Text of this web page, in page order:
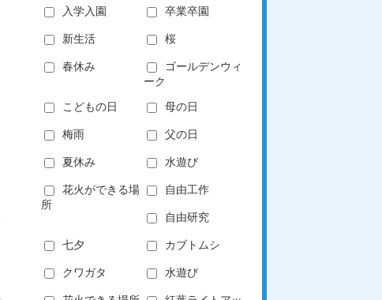
入学入園 卒業卒園
新生活 桜
春休み
ゴールデンウィ
ーク
こどもの日 母の日
梅雨 父の日
夏休み 水遊び
花火ができる場
所
自由工作
自由研究
七夕 カブトムシ
クワガタ 水遊び